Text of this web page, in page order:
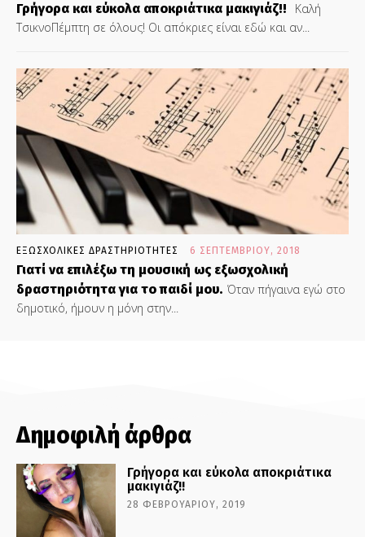
Γρήγορα και εύκολα αποκριάτικα μακιγιάζ!!
Καλή
ΤσικνοΠέμπτη σε όλους! Οι απόκριες είναι εδώ και αν...
ΕΞΩΣΧΟΛΙΚΕΣ ΔΡΑΣΤΗΡΙΟΤΗΤΕΣ 6 ΣΕΠΤΕΜΒΡΊΟΥ, 2018
Γιατί να επιλέξω τη μουσική ως εξωσχολική
δραστηριότητα για το παιδί μου. Όταν πήγαινα εγώ στο
δημοτικό, ήμουν η μόνη στην...
Δημοφιλή άρθρα
Γρήγορα και εύκολα αποκριάτικα
μακιγιάζ!!
28 ΦΕΒΡΟΥΑΡΊΟΥ, 2019